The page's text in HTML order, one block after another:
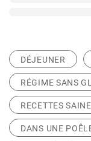
DÉJEUNER
RÉGIME SANS
RECETTES
DANS UNE